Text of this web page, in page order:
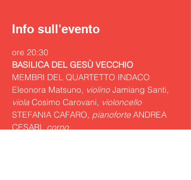
Info sull'evento
ore 20:30
BASILICA DEL GESÙ VECCHIO
MEMBRI DEL QUARTETTO INDACO
Eleonora Matsuno, violino Jamiang Santi,
viola Cosimo Carovani, violoncello
STEFANIA CAFARO, pianoforte ANDREA
CESARI, corno